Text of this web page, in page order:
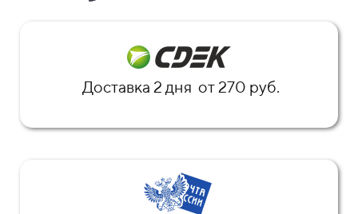
Доставка 2 дня от 270 руб.